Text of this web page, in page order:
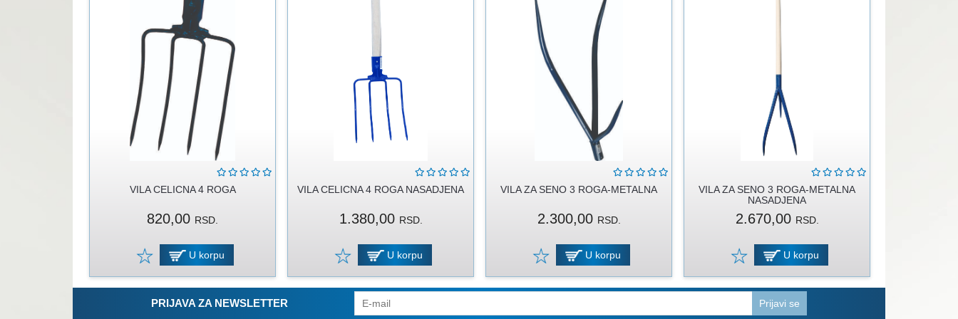
VILA CELICNA 4 ROGA
820,00 RSD.
U korpu
VILA CELICNA 4 ROGA NASADJENA
1.380,00 RSD.
U korpu
VILA ZA SENO 3 ROGA-METALNA
2.300,00 RSD.
U korpu
VILA ZA SENO 3 ROGA-METALNA
NASADJENA
2.670,00 RSD.
U korpu
PRIJAVA ZA NEWSLETTER Prijavi se